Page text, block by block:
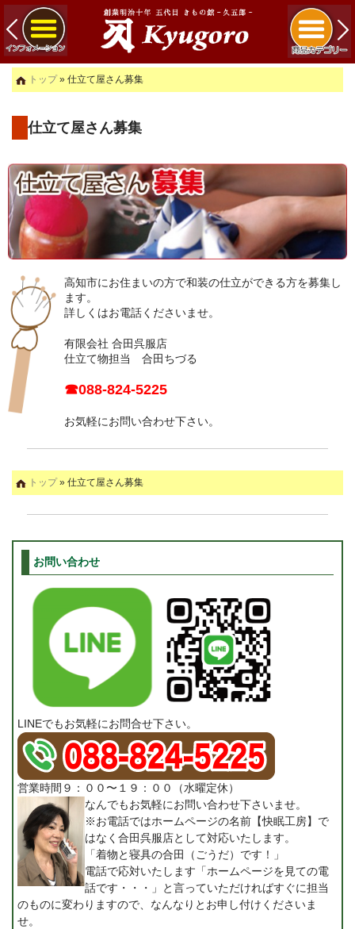
トップ» 仕立て屋さん募集
仕立て屋さん募集
高知市にお住まいの方で和装の仕立ができる方を募集し
ます。
詳しくはお電話くださいませ。
有限会社 合田呉服店
仕立て物担当 合田ちづる
☎088-824-5225
お気軽にお問い合わせ下さい。
トップ» 仕立て屋さん募集
お問い合わせ
LINEでもお気軽にお問合せ下さい。
営業時間９：００〜１９：００（水曜定休）
なんでもお気軽にお問い合わせ下さいませ。
※お電話ではホームページの名前【快眠工房】で
はなく合田呉服店として対応いたします。
「着物と寝具の合田（ごうだ）です！」
電話で応対いたします「ホームページを見ての電
話です・・・」と言っていただければすぐに担当
のものに変わりますので、なんなりとお申し付けくださいま
せ。